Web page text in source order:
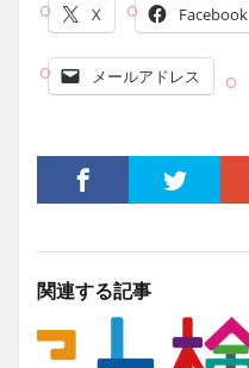
X Facebook
メールアドレス
関連する記事